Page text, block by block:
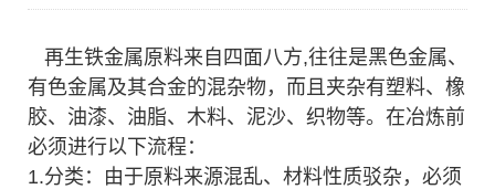
再生铁金属原料来自四面八方,往往是黑色金属、
有色金属及其合金的混杂物，而且夹杂有塑料、橡
胶、油漆、油脂、木料、泥沙、织物等。在冶炼前
必须进行以下流程：
1.分类：由于原料来源混乱、材料性质驳杂，必须